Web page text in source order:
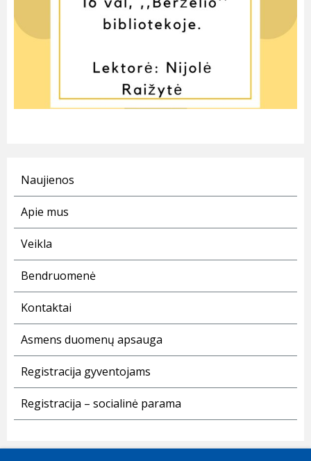
Naujienos
Apie mus
Veikla
Bendruomenė
Kontaktai
Asmens duomenų apsauga
Registracija gyventojams
Registracija – socialinė parama